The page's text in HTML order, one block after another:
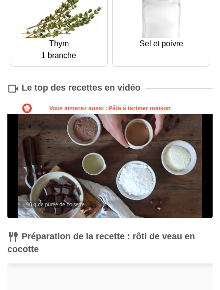
Thym
1 branche
Sel et poivre
Le top des recettes en vidéo
Préparation de la recette : rôti de veau en
cocotte